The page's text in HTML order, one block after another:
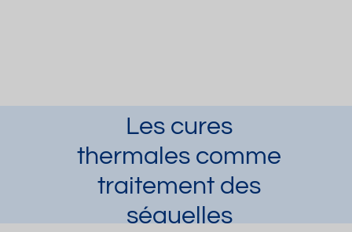
Les cures
thermales comme
traitement des
séquelles